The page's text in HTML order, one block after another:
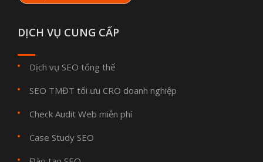
DỊCH VỤ CUNG CẤP
Dịch vụ SEO tổng thể
SEO TMĐT tối ưu CRO doanh nghiệp
Check Audit Web miễn phí
Case Study SEO